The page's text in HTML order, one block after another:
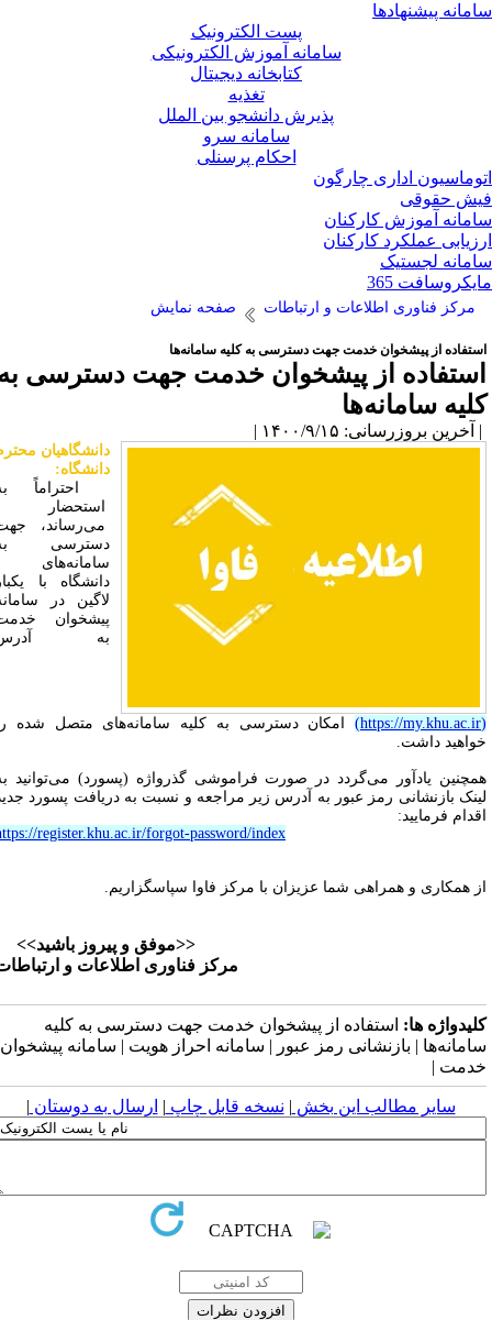
پیشنهادها
پست الکترونیک
سامانه آموزش الکترونیکی
کتابخانه دیجیتال
تغذیه
پذیرش دانشجو بین الملل
سامانه سرو
احکام پرسنلی
اداری چارگون
حقوقی
آموزش کارکنان
عملکرد کارکنان
لجستیک
365
مرکز فناوری اطلاعات و ارتباطات صفحه نمایش
از پیشخوان خدمت جهت دسترسی به کلیه سامانه‌ها
از پیشخوان خدمت جهت دسترسی به
سامانه‌ها
بروزرسانی: ۱۴۰۰/۹/۱۵ |
دانشگاهیان محترم
دانشگاه:
احتراماً به
استحضار
می‌رساند، جهت
دسترسی به
سامانه‌های
دانشگاه با یکبار
لاگین در سامانه
پیشخوان خدمت
به آدرس
https://my.khu.ac.ir
)امکان دسترسی به کلیه سامانه‌‌های متصل شده را
داشت.
یادآور می‌گردد در صورت فراموشی گذرواژه‌‌ (پسورد) می‌توانید به
بازنشانی رمز عبور به آدرس زیر‌ مراجعه و نسبت به دریافت پسورد جدید
فرمایید:
https://register.khu.ac.ir/forgot-password/index
همکاری و همراهی شما عزیزان با مرکز فاوا سپاسگزاریم.
<<موفق و پیروز باشید>>
مرکز فناوری اطلاعات و ارتباطات
ها:استفاده از پیشخوان خدمت جهت دسترسی به کلیه
| بازنشانی رمز عبور | سامانه احراز هویت | سامانه پیشخوان
|
سایر مطالب این بخش | نسخه قابل چاپ| ارسال به دوستان|